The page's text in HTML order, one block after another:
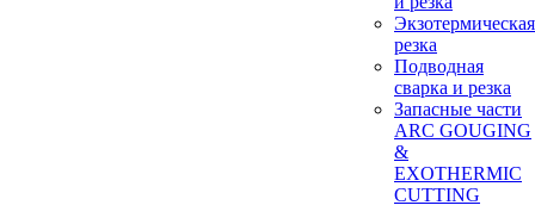
Экзотермическая
резка
Подводная
сварка и резка
Запасные части
ARC GOUGING
&
EXOTHERMIC
CUTTING